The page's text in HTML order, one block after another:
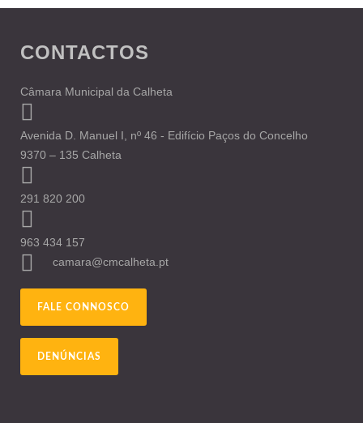
CONTACTOS
Câmara Municipal da Calheta
Avenida D. Manuel I, nº 46 - Edifício Paços do Concelho
9370 – 135 Calheta
291 820 200
963 434 157
camara@cmcalheta.pt
FALE CONNOSCO
DENÚNCIAS